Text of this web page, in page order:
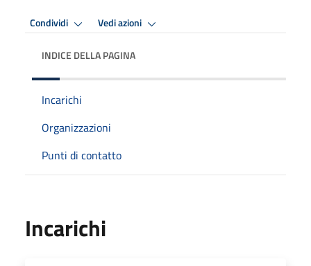
Condividi Vedi azioni
INDICE DELLA PAGINA
Incarichi
Organizzazioni
Punti di contatto
Incarichi